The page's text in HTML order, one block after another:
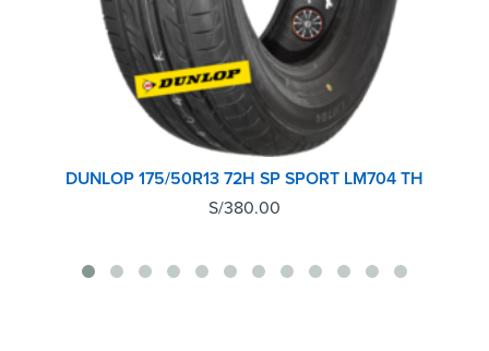
DUNLOP 175/50R13 72H SP SPORT LM704 TH
S/380.00